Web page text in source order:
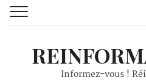
Informez-vous !